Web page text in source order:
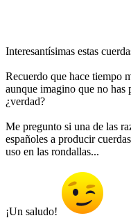
Interesantísimas estas
Recuerdo que hace tiempo
aunque imagino que no has
¿verdad?
Me pregunto si una de las
españoles a producir
uso en las rondallas...
¡Un saludo!